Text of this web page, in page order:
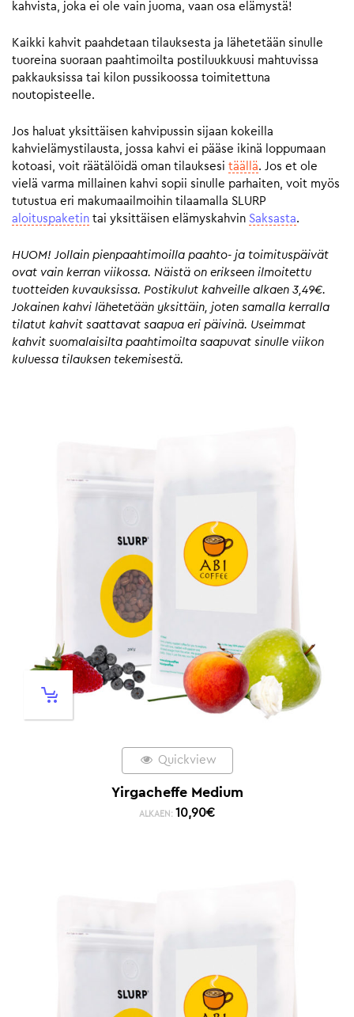
kahvista, joka ei ole vain juoma, vaan osa elämystä!
Kaikki kahvit paahdetaan tilauksesta ja lähetetään sinulle
tuoreina suoraan paahtimoilta postiluukkuusi mahtuvissa
pakkauksissa tai kilon pussikoossa toimitettuna
noutopisteelle.
Jos haluat yksittäisen kahvipussin sijaan kokeilla
kahvielämystilausta, jossa kahvi ei pääse ikinä loppumaan
kotoasi, voit räätälöidä oman tilauksesi täällä. Jos et ole
vielä varma millainen kahvi sopii sinulle parhaiten, voit myös
tutustua eri makumaailmoihin tilaamalla SLURP
aloituspaketin tai yksittäisen elämyskahvin Saksasta.
HUOM! Jollain pienpaahtimoilla paahto- ja toimituspäivät
ovat vain kerran viikossa. Näistä on erikseen ilmoitettu
tuotteiden kuvauksissa. Postikulut kahveille alkaen 3,49€.
Jokainen kahvi lähetetään yksittäin, joten samalla kerralla
tilatut kahvit saattavat saapua eri päivinä. Useimmat
kahvit suomalaisilta paahtimoilta saapuvat sinulle viikon
kuluessa tilauksen tekemisestä.
Quickview
Yirgacheffe Medium
ALKAEN: 10,90€